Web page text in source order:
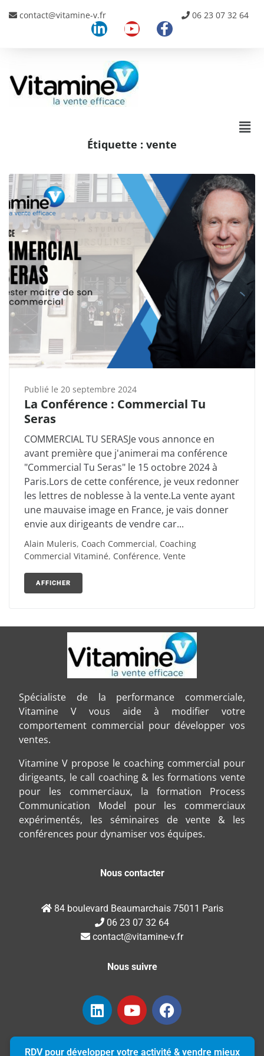
contact@vitamine-v.fr 06 23 07 32 64
Étiquette : vente
Publié le 20 septembre 2024
La Conférence : Commercial Tu
Seras
COMMERCIAL TU SERASJe vous annonce en
avant première que j'animerai ma conférence
"Commercial Tu Seras" le 15 octobre 2024 à
Paris.Lors de cette conférence, je veux redonner
les lettres de noblesse à la vente.La vente ayant
une mauvaise image en France, je vais donner
envie aux dirigeants de vendre car...
Alain Muleris, Coach Commercial, Coaching
Commercial Vitaminé, Conférence, Vente
AFFICHER
Spécialiste de la performance commerciale,
Vitamine V vous aide à modifier votre
comportement commercial pour développer vos
ventes.
Vitamine V propose le coaching commercial pour
dirigeants, le call coaching & les formations vente
pour les commerciaux, la formation Process
Communication Model pour les commerciaux
expérimentés, les séminaires de vente & les
conférences pour dynamiser vos équipes.
Nous contacter
84 boulevard Beaumarchais 75011 Paris
06 23 07 32 64
contact@vitamine-v.fr
Nous suivre
RDV pour développer votre activité & vendre mieux